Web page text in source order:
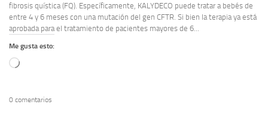
fibrosis quística (FQ). Específicamente, KALYDECO puede tratar a bebés de
entre 4 y 6 meses con una mutación del gen CFTR. Si bien la terapia ya está
aprobada para el tratamiento de pacientes mayores de 6...
Me gusta esto:
Cargando...
0 comentarios